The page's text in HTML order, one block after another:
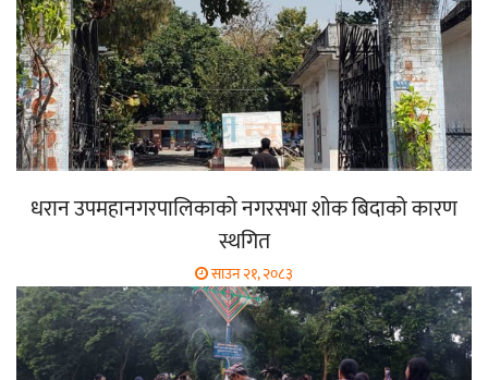
धरान उपमहानगरपालिकाको नगरसभा शोक बिदाको कारण
स्थगित
साउन २१, २०८३